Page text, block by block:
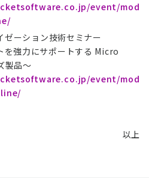
event/mod
ーション技術セミナー
を強力にサポートする Micro
製品～
event/mod
以上